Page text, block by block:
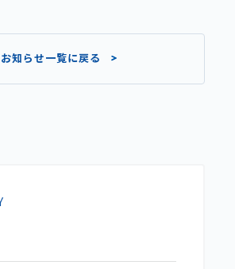
お知らせ一覧に戻る